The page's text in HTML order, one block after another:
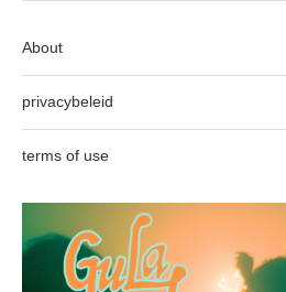
About
privacybeleid
terms of use